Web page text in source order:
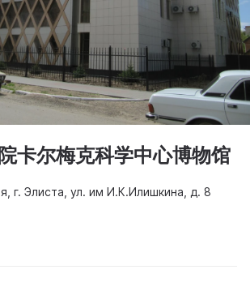
卡尔梅克科学中心博物馆
г. Элиста, ул. им И.К.Илишкина, д. 8